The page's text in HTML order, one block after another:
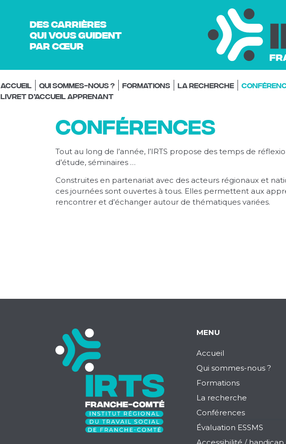
Des carrières
qui vous guident
par cœur
Accueil Qui sommes-nous ? Formations La recherche
Livret d’accueil Apprenant
Conférences
Tout au long de l’année, l’IRTS propose des temps de
d’étude, séminaires …
Construites en partenariat avec des acteurs régionaux et
ces journées sont ouvertes à tous. Elles permettent aux
rencontrer et d’échanger autour de thématiques variées.
MENU
Accueil
Qui sommes-nous ?
Formations
La recherche
Conférences
Évaluation ESSMS